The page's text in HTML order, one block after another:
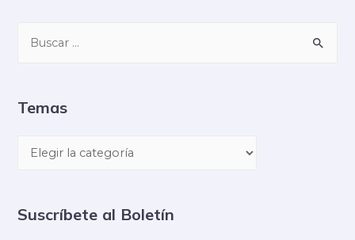
Temas
Suscríbete al Boletín